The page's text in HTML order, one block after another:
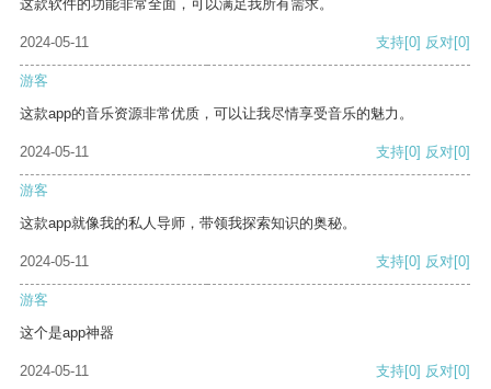
这款软件的功能非常全面，可以满足我所有需求。
2024-05-11 支持[0] 反对[0]
游客
这款app的音乐资源非常优质，可以让我尽情享受音乐的魅力。
2024-05-11 支持[0] 反对[0]
游客
这款app就像我的私人导师，带领我探索知识的奥秘。
2024-05-11 支持[0] 反对[0]
游客
这个是app神器
2024-05-11 支持[0] 反对[0]